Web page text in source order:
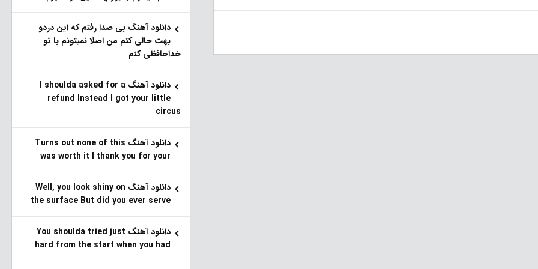
دانلود آهنگ بی صدا رفتم که این دردو
بهت حالی کنم من اصلا نمیتونم با تو
خداحافظی کنم
دانلود آهنگ I shoulda asked for a
refund Instead I got your little
circus
دانلود آهنگ Turns out none of this
was worth it I thank you for your
دانلود آهنگ Well, you look shiny on
the surface But did you ever serve
دانلود آهنگ You shoulda tried just
hard from the start when you had